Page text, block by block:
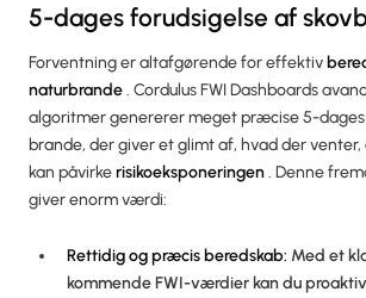
5-dages forudsigelse af
Forventning er altafgørende for effektiv
naturbrande. Cordulus FWI Dashboards
algoritmer genererer meget præcise 5-dages
brande, der giver et glimt af, hvad der
kan påvirkerisikoeksponeringen. Denne
giver enorm værdi:
Rettidig og præcis beredskab: Med et
kommende FWI-værdier kan du